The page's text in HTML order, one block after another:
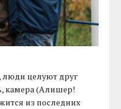
люди целуют друг
камера (Алишер!
из последних